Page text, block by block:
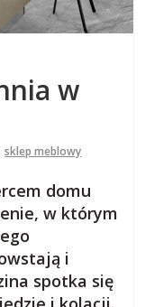
w
sklep meblowy
domu
w którym
i
spotka się